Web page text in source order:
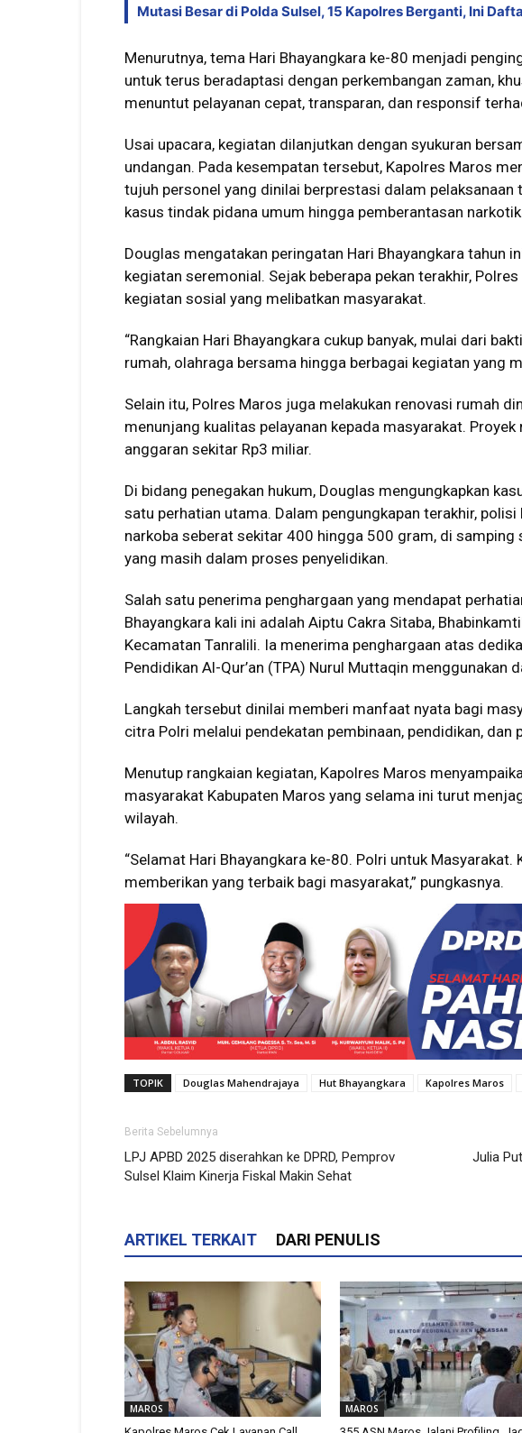
Mutasi Besar di Polda Sulsel, 15 Kapolres Berganti, Ini
Menurutnya, tema Hari Bhayangkara ke-80 menjadi
untuk terus beradaptasi dengan perkembangan zaman,
menuntut pelayanan cepat, transparan, dan responsif
Usai upacara, kegiatan dilanjutkan dengan syukuran
undangan. Pada kesempatan tersebut, Kapolres Maros
tujuh personel yang dinilai berprestasi dalam pelaksanaan
kasus tindak pidana umum hingga pemberantasan
Douglas mengatakan peringatan Hari Bhayangkara tahun
kegiatan seremonial. Sejak beberapa pekan terakhir,
kegiatan sosial yang melibatkan masyarakat.
“Rangkaian Hari Bhayangkara cukup banyak, mulai dari
rumah, olahraga bersama hingga berbagai kegiatan yang
Selain itu, Polres Maros juga melakukan renovasi rumah
menunjang kualitas pelayanan kepada masyarakat.
anggaran sekitar Rp3 miliar.
Di bidang penegakan hukum, Douglas mengungkapkan
satu perhatian utama. Dalam pengungkapan terakhir,
narkoba seberat sekitar 400 hingga 500 gram, di samping
yang masih dalam proses penyelidikan.
Salah satu penerima penghargaan yang mendapat
Bhayangkara kali ini adalah Aiptu Cakra Sitaba,
Kecamatan Tanralili. Ia menerima penghargaan atas
Pendidikan Al-Qur’an (TPA) Nurul Muttaqin menggunakan
Langkah tersebut dinilai memberi manfaat nyata bagi
citra Polri melalui pendekatan pembinaan, pendidikan, dan
Menutup rangkaian kegiatan, Kapolres Maros
masyarakat Kabupaten Maros yang selama ini turut
wilayah.
“Selamat Hari Bhayangkara ke-80. Polri untuk
memberikan yang terbaik bagi masyarakat,” pungkasnya.
TOPIK Douglas Mahendrajaya Hut Bhayangkara Kapolres Maros
Berita Sebelumnya
LPJ APBD 2025 diserahkan ke DPRD, Pemprov
Sulsel Klaim Kinerja Fiskal Makin Sehat
Julia
ARTIKEL TERKAIT DARI PENULIS
MAROS MAROS